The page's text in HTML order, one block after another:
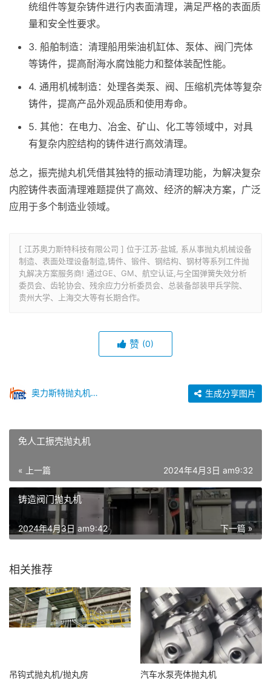
统组件等复杂铸件进行内表面清理，满足严格的表面质
量和安全性要求。
3. 船舶制造：清理船用柴油机缸体、泵体、阀门壳体
等铸件，提高耐海水腐蚀能力和整体装配性能。
4. 通用机械制造：处理各类泵、阀、压缩机壳体等复杂
铸件，提高产品外观品质和使用寿命。
5. 其他：在电力、冶金、矿山、化工等领域中，对具
有复杂内腔结构的铸件进行高效清理。
总之，振壳抛丸机凭借其独特的振动清理功能，为解决复杂
内腔铸件表面清理难题提供了高效、经济的解决方案，广泛
应用于多个制造业领域。
[ 江苏奥力斯特科技有限公司 ] 位于江苏·盐城, 系从事抛丸机械设备
制造、表面处理设备制造,铸件、锻件、钢结构、钢材等系列工件抛
丸解决方案服务商! 通过GE、GM、航空认证,与全国弹簧失效分析
委员会、齿轮协会、残余应力分析委员会、总装备部装甲兵学院、
贵州大学、上海交大等有长期合作。
赞 (0)
奥力斯特抛丸机设备 生成分享图片
免人工振壳抛丸机
« 上一篇 2024年4月3日 am9:32
铸造阀门抛丸机
下一篇 »
2024年4月3日 am9:42
相关推荐
吊钩式抛丸机/抛丸房 汽车水泵壳体抛丸机